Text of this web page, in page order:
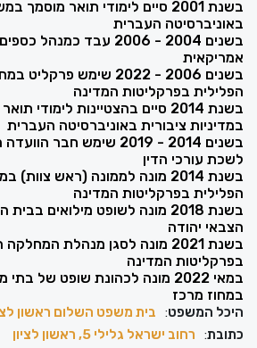
בשנת 2001 סיים לימודי תואר מוסמך
באוניברסיטה העברית
בשנים 2004 - 2006 עבד
אמריקאית
בשנים 2006 - 2022 שימש
הפלילית בפרקליטות המדינה
בשנת 2014 סיים בהצטיינות לימודי
במדיניות ציבורית באוניברסיטה העברית
בשנים 2014 - 2019 שימש חבר
לשכת עורכי הדין
בשנת 2014 מונה לממונה (ראש
הפלילית בפרקליטות המדינה
בשנת 2018 מונה לשופט מילואים
הצבאי יהודה
בשנת 2021 מונה לסגן מנהלת
בפרקליטות המדינה
במאי 2022 מונה לכהונת שופט של
במחוז מרכז
היכל המשפט:
בית משפט השלום ראשון
כתובת:
רחוב ישראל גלילי 5, ראשון לציון